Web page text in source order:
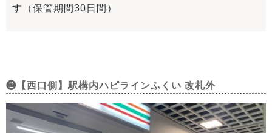
す（保管期間30日間）
❷【西口側】駅構内ハピラインふくい 改札外